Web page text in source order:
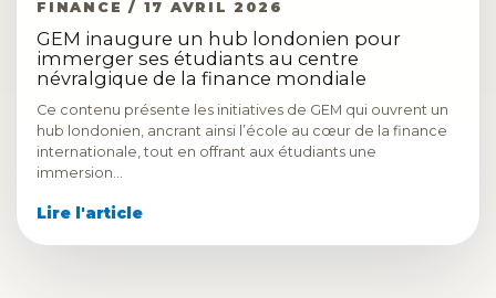
FINANCE / 17 AVRIL 2026
GEM inaugure un hub londonien pour
immerger ses étudiants au centre
névralgique de la finance mondiale
Ce contenu présente les initiatives de GEM qui ouvrent un
hub londonien, ancrant ainsi l’école au cœur de la finance
internationale, tout en offrant aux étudiants une
immersion…
Lire l'article